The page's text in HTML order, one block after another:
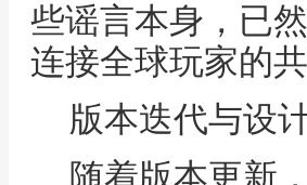
些谣言本身，已
连接全球玩家的共
版本迭代与设
随着版本更新